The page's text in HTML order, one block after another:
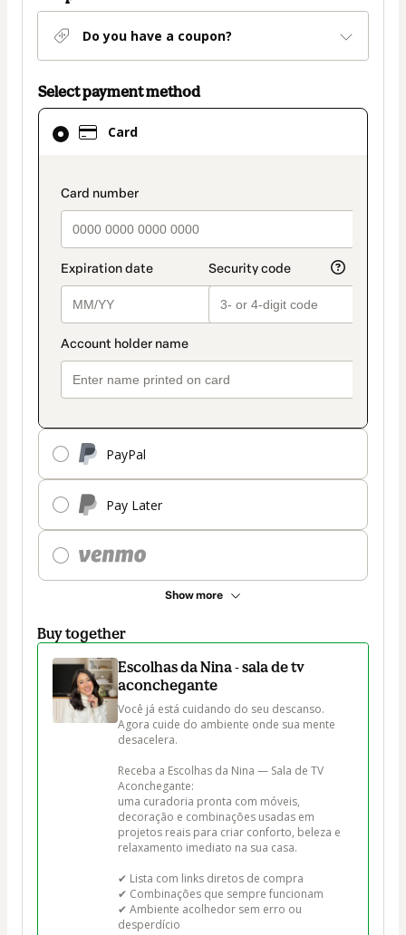
Do you have a coupon?
Select payment method
Card
payment_data.section_title_v2
PayPal
Pay Later
Show more
Card
selected
method
Buy together
Escolhas da Nina - sala de tv
aconchegante
Você já está cuidando do seu descanso.
Agora cuide do ambiente onde sua mente
desacelera.
Receba a Escolhas da Nina — Sala de TV
Aconchegante:
uma curadoria pronta com móveis,
decoração e combinações usadas em
projetos reais para criar conforto, beleza e
relaxamento imediato na sua casa.
✔ Lista com links diretos de compra
✔ Combinações que sempre funcionam
✔ Ambiente acolhedor sem erro ou
desperdício